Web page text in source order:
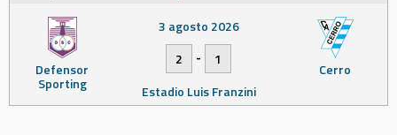
Defensor
Sporting
Cerro
3 agosto 2026
2
-
1
Estadio Luis Franzini